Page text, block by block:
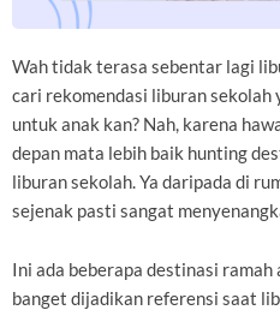
Wah tidak terasa sebentar lagi
cari rekomendasi liburan sekolah
untuk anak kan? Nah, karena
depan mata lebih baik hunting
liburan sekolah. Ya daripada di
sejenak pasti sangat
Ini ada beberapa destinasi
banget dijadikan referensi saat